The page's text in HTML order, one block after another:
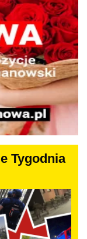
Tygodnia